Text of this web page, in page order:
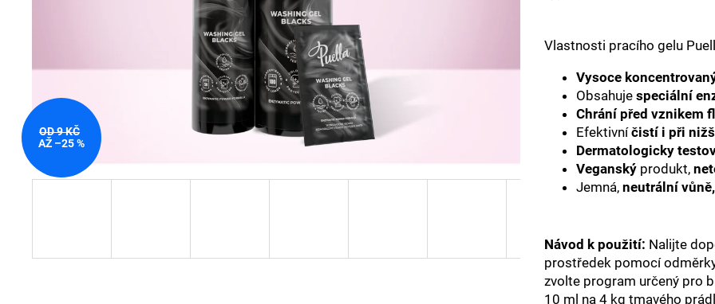
Vlastnosti pracího gelu
Vysoce
Obsahuje speciální
Chrání před vznikem
Efektivníčistí i při
Dermatologicky
Veganský produkt,
Jemná, neutrální
Návod k použití: Nalijte
prostředek pomocí
zvolte program určený pro
10 ml na 4 kg tmavého
OD 9 KČ
AŽ –25 %